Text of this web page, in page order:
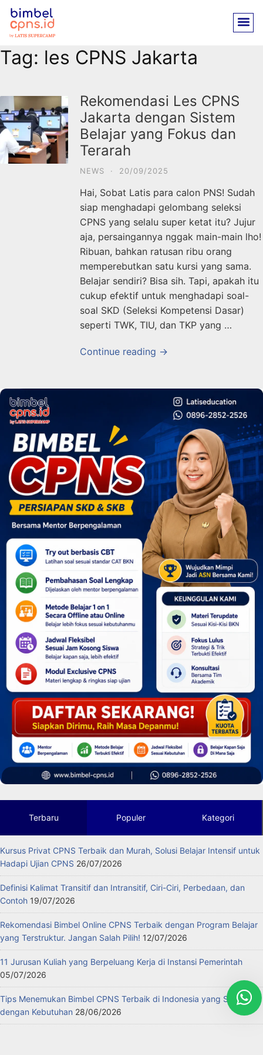
Tag: les CPNS Jakarta
Rekomendasi Les CPNS
Jakarta dengan Sistem
Belajar yang Fokus dan
Terarah
NEWS · 20/09/2025
Hai, Sobat Latis para calon PNS! Sudah
siap menghadapi gelombang seleksi
CPNS yang selalu super ketat itu? Jujur
aja, persaingannya nggak main-main lho!
Ribuan, bahkan ratusan ribu orang
memperebutkan satu kursi yang sama.
Belajar sendiri? Bisa sih. Tapi, apakah itu
cukup efektif untuk menghadapi soal-
soal SKD (Seleksi Kompetensi Dasar)
seperti TWK, TIU, dan TKP yang …
Continue reading →
Terbaru Populer Kategori
Kursus Privat CPNS Terbaik dan Murah, Solusi Belajar Intensif untuk
Hadapi Ujian CPNS 26/07/2026
Definisi Kalimat Transitif dan Intransitif, Ciri-Ciri, Perbedaan, dan
Contoh 19/07/2026
Rekomendasi Bimbel Online CPNS Terbaik dengan Program Belajar
yang Terstruktur. Jangan Salah Pilih! 12/07/2026
11 Jurusan Kuliah yang Berpeluang Kerja di Instansi Pemerintah
05/07/2026
Tips Menemukan Bimbel CPNS Terbaik di Indonesia yang Sesuai
dengan Kebutuhan 28/06/2026